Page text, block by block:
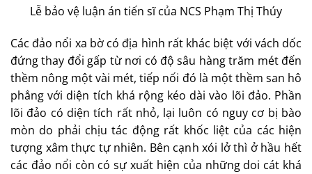
Lễ bảo vệ luận án tiến sĩ của NCS Phạm Thị Thúy
Các đảo nổi xa bờ có địa hình rất khác biệt với vách dốc
đứng thay đổi gấp từ nơi có độ sâu hàng trăm mét đến
thềm nông một vài mét, tiếp nối đó là một thềm san hô
phẳng với diện tích khá rộng kéo dài vào lõi đảo. Phần
lõi đảo có diện tích rất nhỏ, lại luôn có nguy cơ bị bào
mòn do phải chịu tác động rất khốc liệt của các hiện
tượng xâm thực tự nhiên. Bên cạnh xói lở thì ở hầu hết
các đảo nổi còn có sự xuất hiện của những doi cát khá